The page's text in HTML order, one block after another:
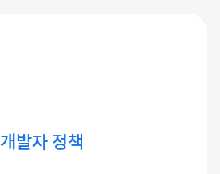
개발자 정책